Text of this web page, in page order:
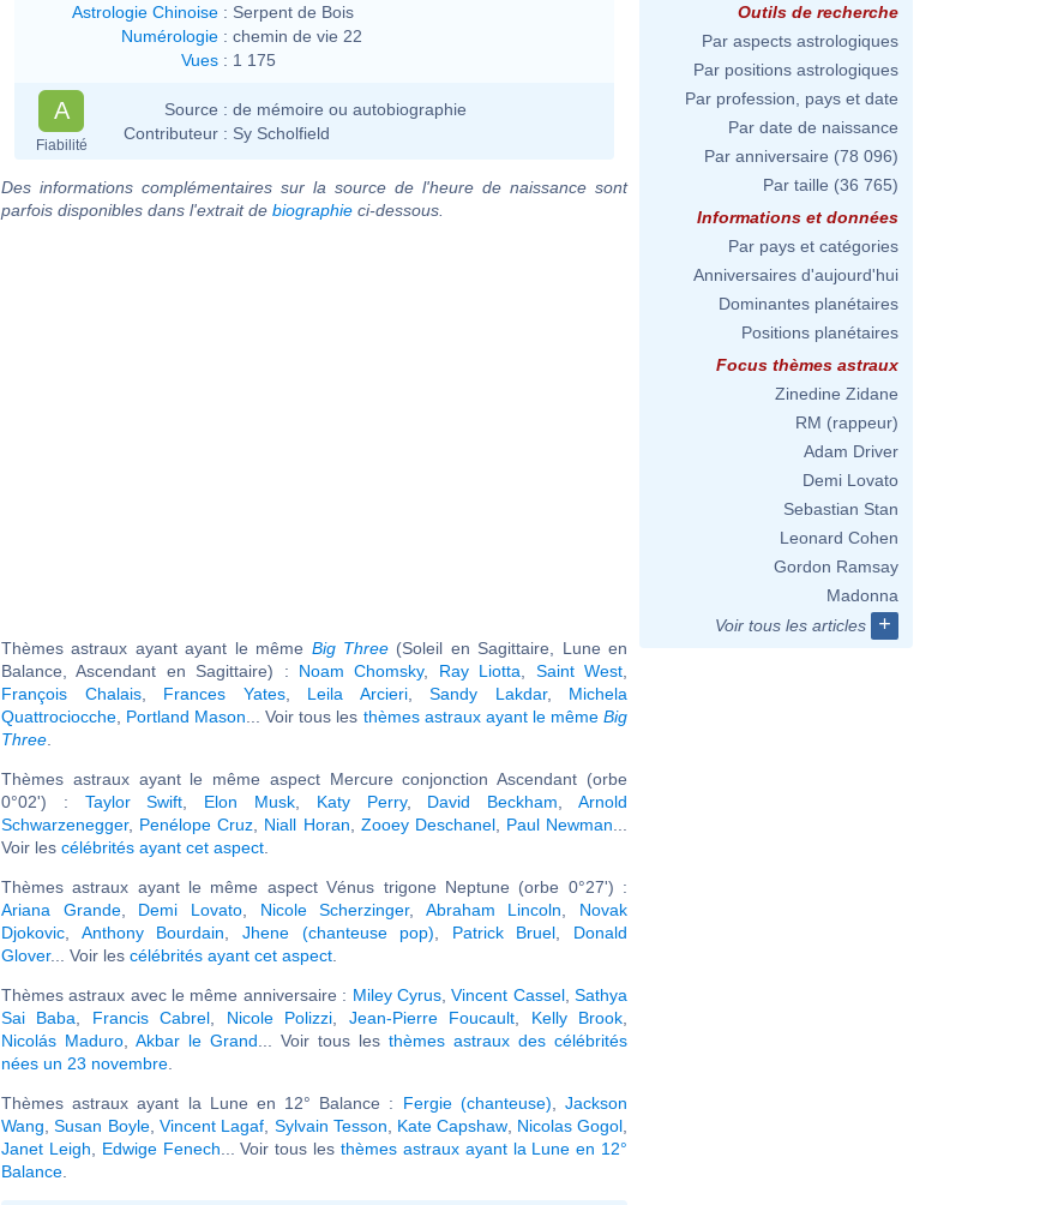
Astrologie Chinoise : Serpent de Bois
Numérologie : chemin de vie 22
Vues : 1 175
A
Fiabilité
Source : de mémoire ou autobiographie
Contributeur : Sy Scholfield
Des informations complémentaires sur la source de l'heure de naissance sont
parfois disponibles dans l'extrait de biographie ci-dessous.
Thèmes astraux ayant ayant le même Big Three(Soleil en Sagittaire, Lune en
Balance, Ascendant en Sagittaire) : Noam Chomsky, Ray Liotta Saint West
François Chalais, Frances Yates, Leila Arcieri, Sandy Lakdar, Michela
Quattrociocche Portland Mason ... Voir tous les thèmes astraux ayant le mêmeBig
Three
Thèmes astraux ayant le même aspect Mercure conjonction Ascendant (orbe
0°02') : Taylor Swift Elon Musk Katy Perry, David Beckham ,Arnold
Schwarzenegger, Penélope Cruz Niall Horan Zooey Deschanel, Paul Newman
Voir les célébrités ayant cet aspect
Thèmes astraux ayant le même aspect Vénus trigone Neptune (orbe 0°27') :
Ariana Grande, Demi Lovato, Nicole Scherzinger, Abraham Lincoln
Novak
Djokovic
Anthony Bourdain Jhene (chanteuse pop) Patrick Bruel
Donald
Glover... Voir les célébrités ayant cet aspect
Thèmes astraux avec le même anniversaire : Miley Cyrus,Vincent Cassel,Sathya
Sai Baba
Francis Cabrel Nicole Polizzi Jean-Pierre Foucault Kelly Brook
Nicolás Maduro
Akbar le Grand ... Voir tous les thèmes astraux des célébrités
nées un 23 novembre
Thèmes astraux ayant la Lune en 12° Balance : Fergie (chanteuse) ,Jackson
Wang ,Susan Boyle, Vincent Lagaf Sylvain Tesson Kate Capshaw, Nicolas Gogol
Janet Leigh
Edwige Fenech ... Voir tous les thèmes astraux ayant la Lune en 12°
Balance
Outils de recherche
Par aspects astrologiques
Par positions astrologiques
Par profession, pays et date
Par date de naissance
Par anniversaire (78 096)
Par taille (36 765)
Informations et données
Par pays et catégories
Anniversaires d'aujourd'hui
Dominantes planétaires
Positions planétaires
Focus thèmes astraux
Zinedine Zidane
RM (rappeur)
Adam Driver
Demi Lovato
Sebastian Stan
Leonard Cohen
Gordon Ramsay
Madonna
Voir tous les articles
+